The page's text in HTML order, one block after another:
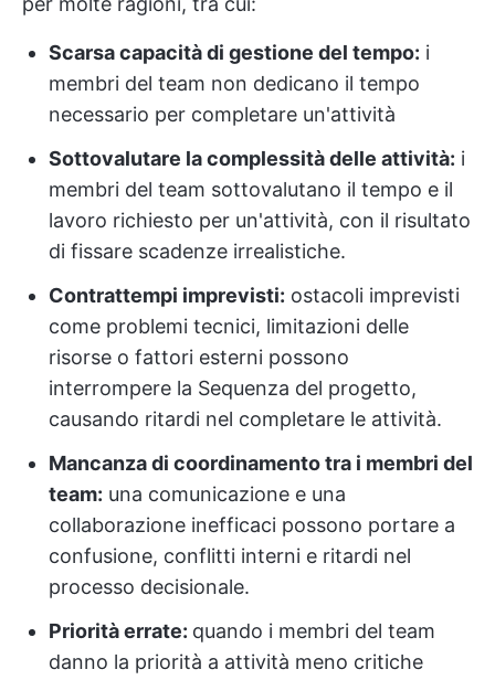
Scarsa capacità di gestione del tempo: i
membri del team non dedicano il tempo
necessario per completare un'attività
Sottovalutare la complessità delle attività: i
membri del team sottovalutano il tempo e il
lavoro richiesto per un'attività, con il risultato
di fissare scadenze irrealistiche.
Contrattempi imprevisti: ostacoli imprevisti
come problemi tecnici, limitazioni delle
risorse o fattori esterni possono
interrompere la Sequenza del progetto,
causando ritardi nel completare le attività.
Mancanza di coordinamento tra i membri del
team: una comunicazione e una
collaborazione inefficaci possono portare a
confusione, conflitti interni e ritardi nel
processo decisionale.
Priorità errate: quando i membri del team
danno la priorità a attività meno critiche